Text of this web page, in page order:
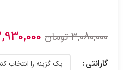
3,080,000 تومان
گارانتی